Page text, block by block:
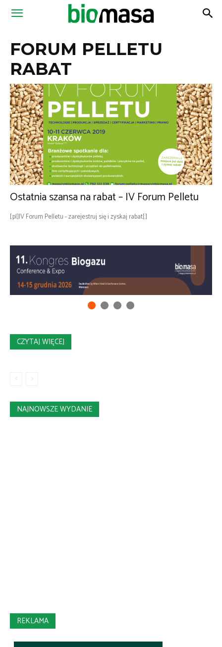
Magazyn
FORUM PELLETU
RABAT
Ostatnia szansa na rabat – IV Forum Pelletu
[:pl]IV Forum Pelletu - zarejestruj się i zyskaj rabat[:]
CZYTAJ WIĘCEJ
NAJNOWSZE WYDANIE
REKLAMA